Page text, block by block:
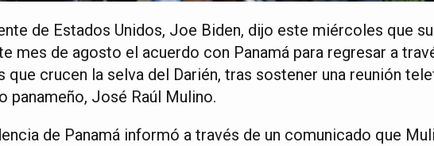
de Estados Unidos, Joe Biden, dijo este miércoles que
mes de agosto el acuerdo con Panamá para regresar a
que crucen la selva del Darién, tras sostener una reunión
panameño, José Raúl Mulino.
de Panamá informó a través de un comunicado que